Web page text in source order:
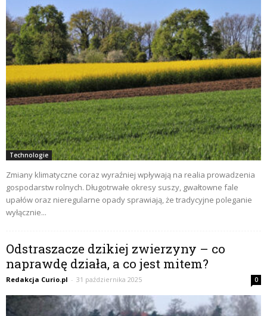
Technologie
Zmiany klimatyczne coraz wyraźniej wpływają na realia prowadzenia
gospodarstw rolnych. Długotrwałe okresy suszy, gwałtowne fale
upałów oraz nieregularne opady sprawiają, że tradycyjne poleganie
wyłącznie...
Odstraszacze dzikiej zwierzyny – co
naprawdę działa, a co jest mitem?
Redakcja Curio.pl - 31 października 2025 0